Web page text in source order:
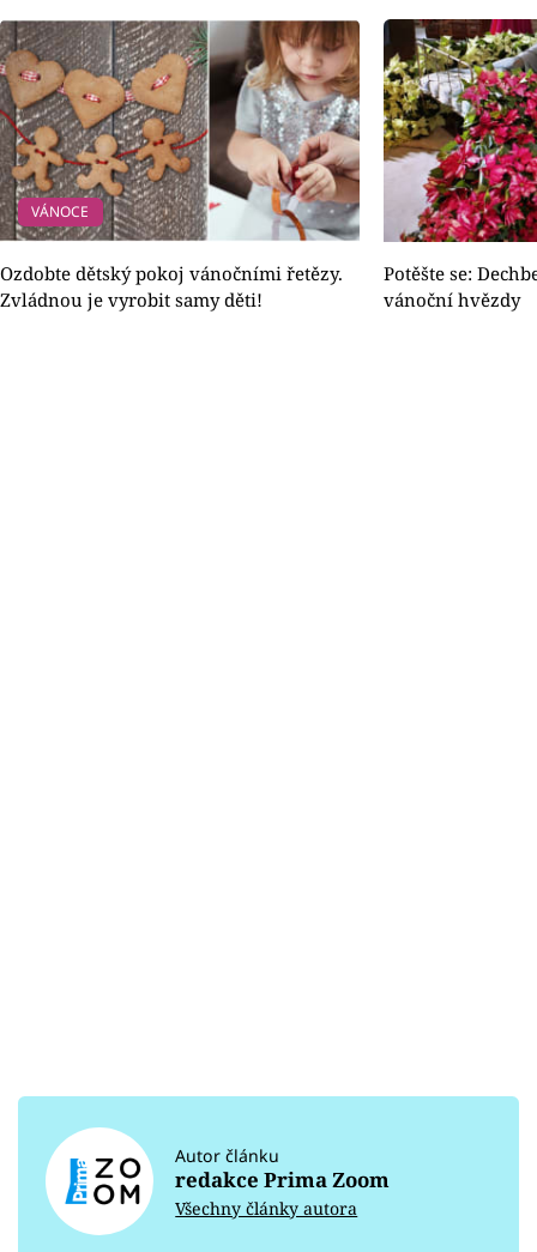
VÁNOCE
Ozdobte dětský pokoj vánočními řetězy.
Zvládnou je vyrobit samy děti!
Potěšte se:
vánoční hvězdy
Autor článku
redakce Prima Zoom
Všechny články autora